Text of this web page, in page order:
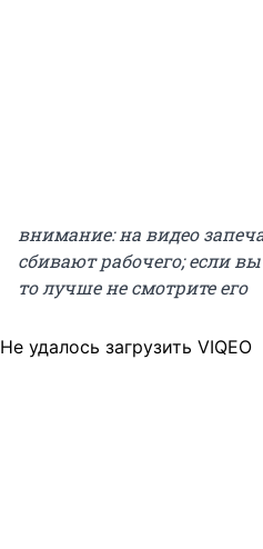
внимание: на видео
сбивают рабочего; если
то лучше не смотрите его
Не удалось загрузить VIQEO